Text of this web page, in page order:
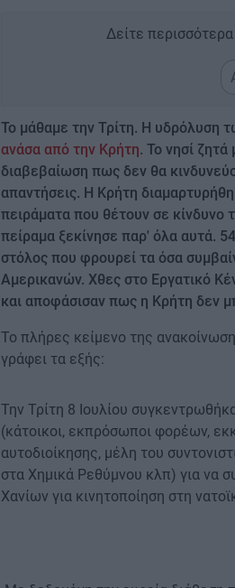
Δείτε
Το μάθαμε την Τρίτη. Η υδρόλυση
ανάσα από την Κρήτη. Το νησί ζητά
διαβεβαίωση πως δεν θα
απαντήσεις. Η Κρήτη
πειράματα που θέτουν σε
πείραμα ξεκίνησε παρ' όλα αυτά.
στόλος που φρουρεί τα όσα
Αμερικανών. Χθες στο Εργατικό
και αποφάσισαν πως η Κρήτη δεν
Το πλήρες κείμενο της
γράφει τα εξής:
Την Τρίτη 8 Ιουλίου
(κάτοικοι, εκπρόσωποι φορέων,
αυτοδιοίκησης, μέλη του
στα Χημικά Ρεθύμνου κλπ) για να
Χανίων για κινητοποίηση στη